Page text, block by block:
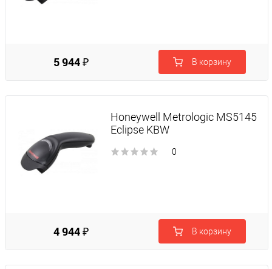
5 944 ₽ В корзину
Honeywell Metrologic MS5145
Eclipse KBW
0
4 944 ₽ В корзину